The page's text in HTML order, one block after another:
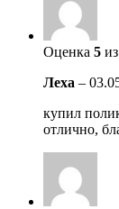
Оценка 5
Леха –
купил
отлично,